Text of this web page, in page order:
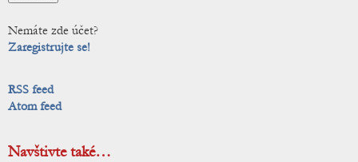
Nemáte zde účet?
Zaregistrujte se!
RSS feed
Atom feed
Navštivte také…